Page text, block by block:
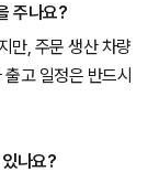
주나요?
만, 주문 생산 차량
고 일정은 반드시
나요?